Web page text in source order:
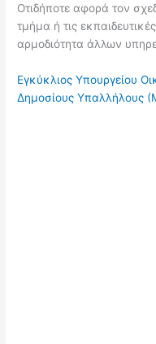
Οτιδήποτε αφορά τον
τμήμα ή τις
αρμοδιότητα άλλων
Εγκύκλιος Υπουργείου
Δημοσίους Υπαλλήλους